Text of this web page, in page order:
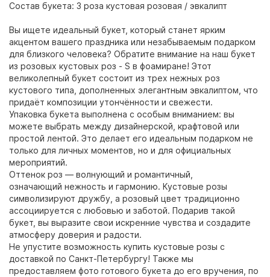
Состав букета: 3 роза кустовая розовая / эвкалипт
Вы ищете идеальный букет, который станет ярким
акцентом вашего праздника или незабываемым подарком
для близкого человека? Обратите внимание на наш букет
из розовых кустовых роз - S в фоамиране! Этот
великолепный букет состоит из трех нежных роз
кустового типа, дополненных элегантным эвкалиптом, что
придаёт композиции утончённости и свежести.
Упаковка букета выполнена с особым вниманием: вы
можете выбрать между дизайнерской, крафтовой или
простой лентой. Это делает его идеальным подарком не
только для личных моментов, но и для официальных
мероприятий.
Оттенок роз — волнующий и романтичный,
означающий нежность и гармонию. Кустовые розы
символизируют дружбу, а розовый цвет традиционно
ассоциируется с любовью и заботой. Подарив такой
букет, вы выразите свои искренние чувства и создадите
атмосферу доверия и радости.
Не упустите возможность купить кустовые розы с
доставкой по Санкт-Петербургу! Также мы
предоставляем фото готового букета до его вручения, по